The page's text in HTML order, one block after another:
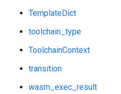
TemplateDict
toolchain_type
ToolchainContext
transition
wasm_exec_result